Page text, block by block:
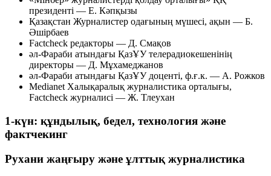
президенті — Е. Кәпқызы
Қазақстан Журналистер одағының мүшесі, ақын — Б.
Әшірбаев
Factcheck редакторы — Д. Смақов
әл-Фараби атындағы ҚазҰУ телерадиокешенінің
директоры — Д. Мұхамеджанов
әл-Фараби атындағы ҚазҰУ доценті, ф.ғ.к. — А. Рожков
Medianet Халықаралық журналистика орталығы,
Factcheck журналисі — Ж. Тлеухан
1-күн: құндылық, бедел, технология және
фактчекинг
Рухани жаңғыру және ұлттық журналистика